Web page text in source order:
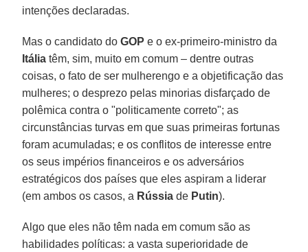
intenções declaradas.
Mas o candidato doGOP e o ex-primeiro-ministro da
Itália têm, sim, muito em comum – dentre outras
coisas, o fato de ser mulherengo e a objetificação das
mulheres; o desprezo pelas minorias disfarçado de
polêmica contra o "politicamente correto"; as
circunstâncias turvas em que suas primeiras fortunas
foram acumuladas; e os conflitos de interesse entre
os seus impérios financeiros e os adversários
estratégicos dos países que eles aspiram a liderar
(em ambos os casos, a Rússia de Putin).
Algo que eles não têm nada em comum são as
habilidades políticas: a vasta superioridade de